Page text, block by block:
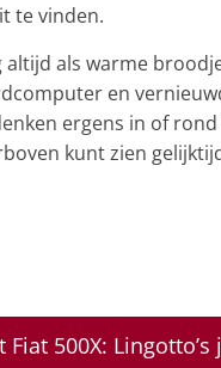
te vinden.
altijd als warme
en
ergens in of rond
kunt zien
Fiat 500X: